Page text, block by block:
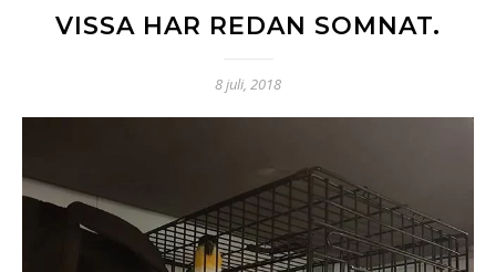
VISSA HAR REDAN SOMNAT.
8 juli, 2018